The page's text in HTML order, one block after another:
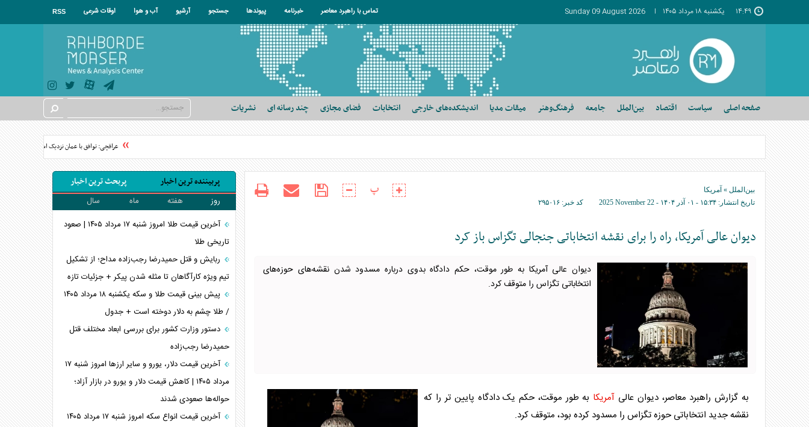
۱۴:۴۹ يکشنبه ۱۸ مرداد ۱۴۰۵ Sunday 09 August 2026 تماس با راهبرد معاصر خبرنامه پیوندها جستجو آرشیو آب و هوا اوقات شرعی RSS
صفحه اصلی سیاست اقتصاد بین‌الملل جامعه فرهنگ‌وهنر میقات مدیا اندیشکده‌های خارجی انتخابات فضای مجازی چند رسانه ای نشریات
عراقچی: توافق با عمان نزدیک است/ سهم ۱۱ درصدی ایران از خزر صحت دارد؟
بین‌الملل » آمریکا
تاریخ انتشار: ۱۵:۳۴ - ۰۱ آذر ۱۴۰۴ - 2025 November 22 کد خبر: ۲۹۵۰۱۶
پ
دیوان عالی آمریکا، راه را برای نقشه انتخاباتی جنجالی تگزاس باز کرد
دیوان عالی آمریکا به طور موقت، حکم دادگاه بدوی درباره مسدود شدن نقشه‌های حوزه‌های
انتخاباتی تگزاس را متوقف کرد.
به گزارش راهبرد معاصر، دیوان عالی آمریکا به طور موقت، حکم یک دادگاه پایین تر را که
نقشه جدید انتخاباتی حوزه تگزاس را مسدود کرده بود، متوقف کرد.
پربیننده ترین اخبار پربحث ترین اخبار
روز هفته ماه
سال
آخرین قیمت طلا امروز شنبه ۱۷ مرداد ۱۴۰۵ | صعود
تاریخی طلا
ربایش و قتل حمیدرضا رجب‌زاده مداح؛ از تشکیل
تیم ویژه کارآگاهان تا مثله شدن پیکر + جزئیات تازه
پیش بینی قیمت طلا و سکه یکشنبه ۱۸ مرداد ۱۴۰۵
/ طلا چشم به دلار دوخته است + جدول
دستور وزارت کشور برای بررسی ابعاد مختلف قتل
حمیدرضا رجب‌زاده
آخرین قیمت دلار، یورو و سایر ارز‌ها امروز شنبه ۱۷
مرداد ۱۴۰۵ | کاهش قیمت دلار و یورو در بازار آزاد؛
حواله‌ها صعودی شدند
آخرین قیمت انواع سکه امروز شنبه ۱۷ مرداد ۱۴۰۵